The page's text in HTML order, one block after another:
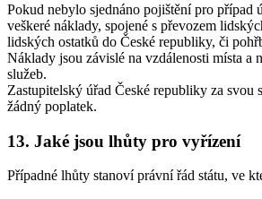
Pokud nebylo sjednáno pojištění pro případ
veškeré náklady, spojené s převozem
lidských ostatků do České republiky, či
Náklady jsou závislé na vzdálenosti místa a
služeb.
Zastupitelský úřad České republiky za svou
žádný poplatek.
13. Jaké jsou lhůty pro vyřízení
Případné lhůty stanoví právní řád státu, ve